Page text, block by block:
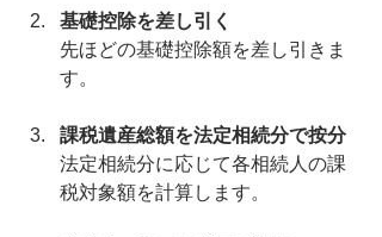
基礎控除を差し引く
先ほどの基礎控除額を差し引きま
す。
課税遺産総額を法定相続分で按分
法定相続分に応じて各相続人の課
税対象額を計算します。